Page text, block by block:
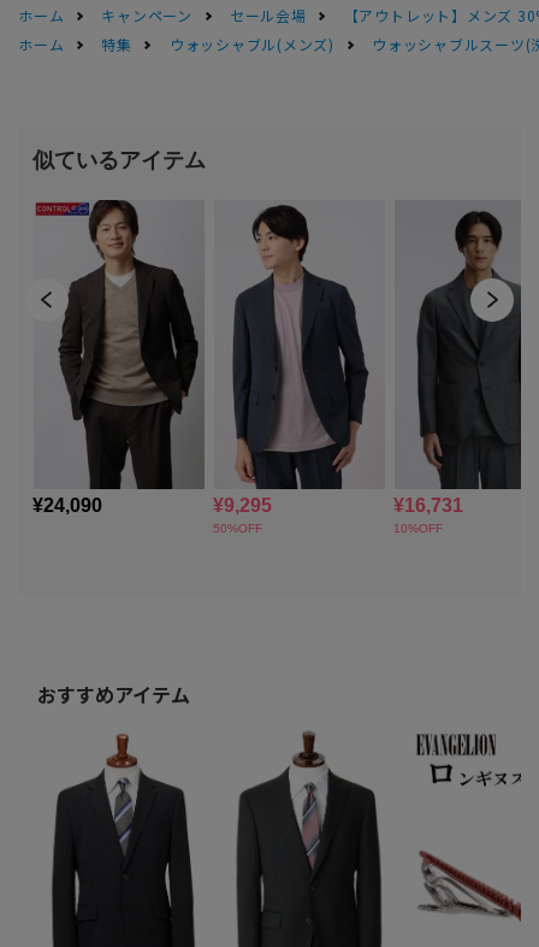
ホーム
キャンペーン セール会場
【アウトレット】メンズ
ホーム
特集 ウォッシャブル(メンズ) ウォッシャブルスーツ(